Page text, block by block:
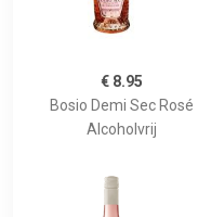
€ 8.95
Bosio Demi Sec Rosé
Alcoholvrij